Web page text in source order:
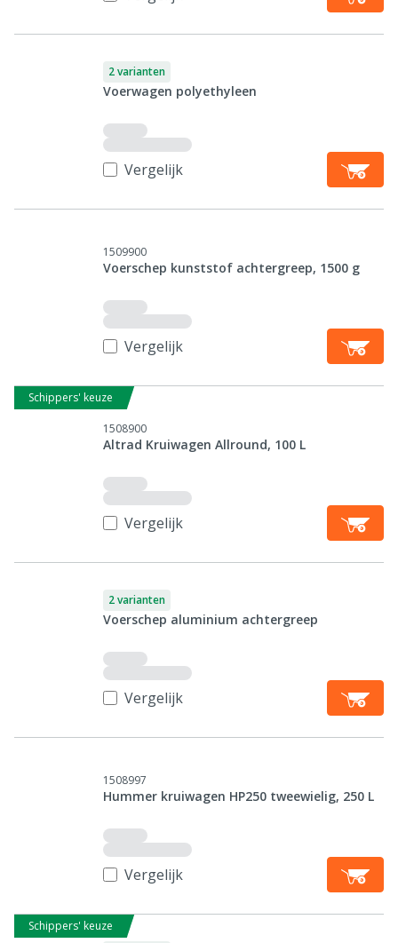
2 varianten
Voerwagen polyethyleen
Vergelijk
1509900
Voerschep kunststof achtergreep, 1500 g
Vergelijk
Schippers' keuze
1508900
Altrad Kruiwagen Allround, 100 L
Vergelijk
2 varianten
Voerschep aluminium achtergreep
Vergelijk
1508997
Hummer kruiwagen HP250 tweewielig, 250 L
Vergelijk
Schippers' keuze